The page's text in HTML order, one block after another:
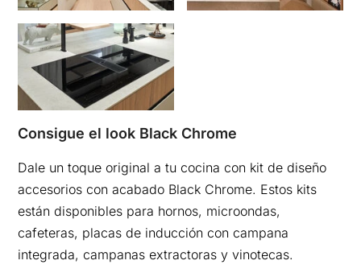
Consigue el look Black Chrome
Dale un toque original a tu cocina con kit de diseño
accesorios con acabado Black Chrome. Estos kits
están disponibles para hornos, microondas,
cafeteras, placas de inducción con campana
integrada, campanas extractoras y vinotecas.